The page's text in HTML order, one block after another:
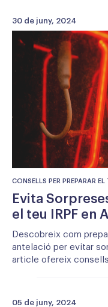
Evita
el teu IRPF en
CONSELLS PER PREPARAR
Descobreix com
antelació per evitar
article ofereix
30 de juny, 2024
05 de juny, 2024